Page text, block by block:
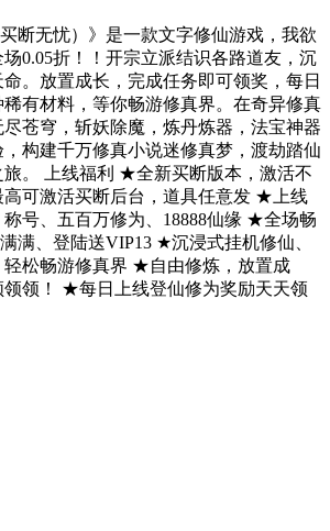
买断无忧）》是一款文字修仙游戏，我欲
0.05折！！开宗立派结识各路道友，沉
。放置成长，完成任务即可领奖，每日
有材料，等你畅游修真界。在奇异修真
苍穹，斩妖除魔，炼丹炼器，法宝神器
构建千万修真小说迷修真梦，渡劫踏仙
旅。 上线福利 ★全新买断版本，激活不
高可激活买断后台，道具任意发 ★上线
号、五百万修为、18888仙缘 ★全场畅
满、登陆送VIP13 ★沉浸式挂机修仙、
轻松畅游修真界 ★自由修炼，放置成
领！ ★每日上线登仙修为奖励天天领